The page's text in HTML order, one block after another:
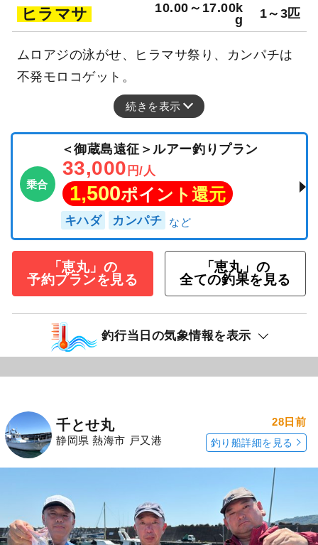
ヒラマサ
10.00～17.00k
g
1～3匹
ムロアジの泳がせ、ヒラマサ祭り、カンパチは
不発モロコゲット。
続きを表示
乗合
＜御蔵島遠征＞ルアー釣りプラン
33,000 円/人
1,500ポイント還元
キハダ カンパチ
「恵丸」の
予約プランを見る
「恵丸」の
全ての釣果を見る
釣行当日の気象情報を表示
千とせ丸
静岡県 熱海市 戸又港
28日前
釣り船詳細を見る